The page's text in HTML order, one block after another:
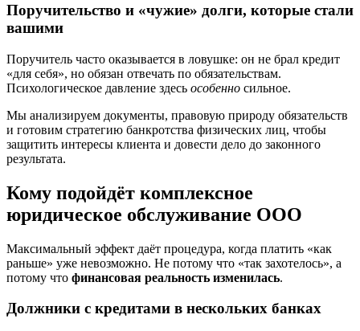
Поручительство и «чужие» долги, которые стали
вашими
Поручитель часто оказывается в ловушке: он не брал кредит
«для себя», но обязан отвечать по обязательствам.
Психологическое давление здесь особенно сильное.
Мы анализируем документы, правовую природу обязательств
и готовим стратегию банкротства физических лиц, чтобы
защитить интересы клиента и довести дело до законного
результата.
Кому подойдёт комплексное
юридическое обслуживание ООО
Максимальный эффект даёт процедура, когда платить «как
раньше» уже невозможно. Не потому что «так захотелось», а
потому что финансовая реальность изменилась.
Должники с кредитами в нескольких банках